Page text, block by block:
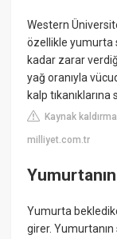
Western
özellikle yumurta
kadar zarar
yağ oranıyla
kalp
Kaynak
milliyet.com.tr
Yumurta
girer. Yumurtanın